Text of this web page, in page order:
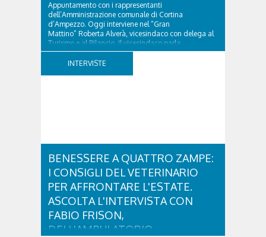
Appuntamento con i rappresentanti
dell’Amministrazione comunale di Cortina
d’Ampezzo. Oggi interviene nel “Gran
Mattino” Roberta Alverà, vicesindaco con delega al
Turismo e al Bilancio. Il vicesindaco parla
dell'eredità delle Paralimpiadi Milano Cortina 2026,
di accessibilità e di come...
INTERVISTE
BENESSERE A QUATTRO ZAMPE:
I CONSIGLI DEL VETERINARIO
PER AFFRONTARE L'ESTATE.
ASCOLTA L'INTERVISTA CON
FABIO FRISON,
DELL'AMBULATORIO